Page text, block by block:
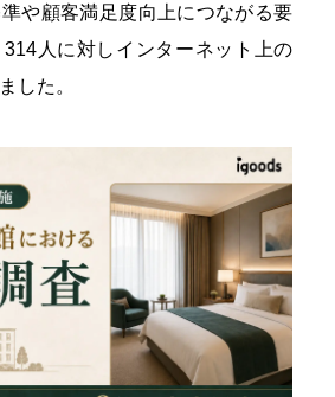
や顧客満足度向上につながる要
人に対しインターネット上の
した。